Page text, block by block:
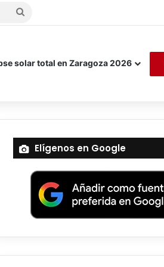
Buscar
solar total en Zaragoza 2026
Elígenos en Google